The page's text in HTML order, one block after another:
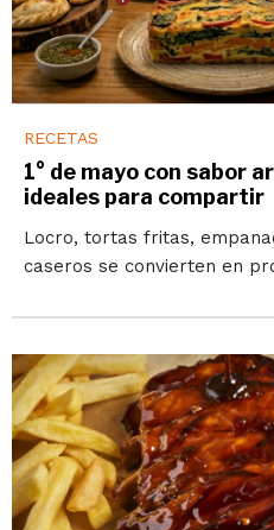
RECETAS
1° de mayo con sabor
ideales para compartir
Locro, tortas fritas,
caseros se convierten en